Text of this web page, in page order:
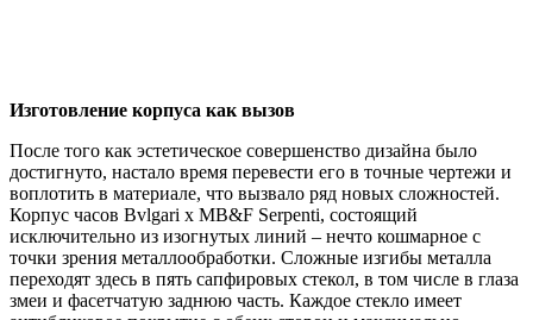
Изготовление корпуса как вызов
После того как эстетическое совершенство дизайна было
достигнуто, настало время перевести его в точные чертежи и
воплотить в материале, что вызвало ряд новых сложностей.
Корпус часов Bvlgari x MB&F Serpenti, состоящий
исключительно из изогнутых линий – нечто кошмарное с
точки зрения металлообработки. Сложные изгибы металла
переходят здесь в пять сапфировых стекол, в том числе в глаза
змеи и фасетчатую заднюю часть. Каждое стекло имеет